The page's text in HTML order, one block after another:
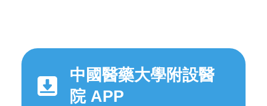
中國醫藥大學附設醫
院 APP